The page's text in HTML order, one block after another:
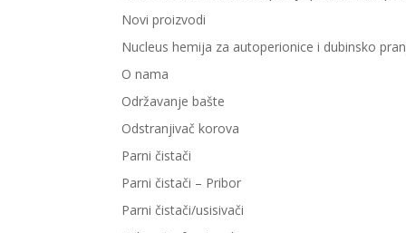
Novi proizvodi
Nucleus hemija za autoperionice i dubinsko
O nama
Održavanje bašte
Odstranjivač korova
Parni čistači
Parni čistači – Pribor
Parni čistači/usisivači